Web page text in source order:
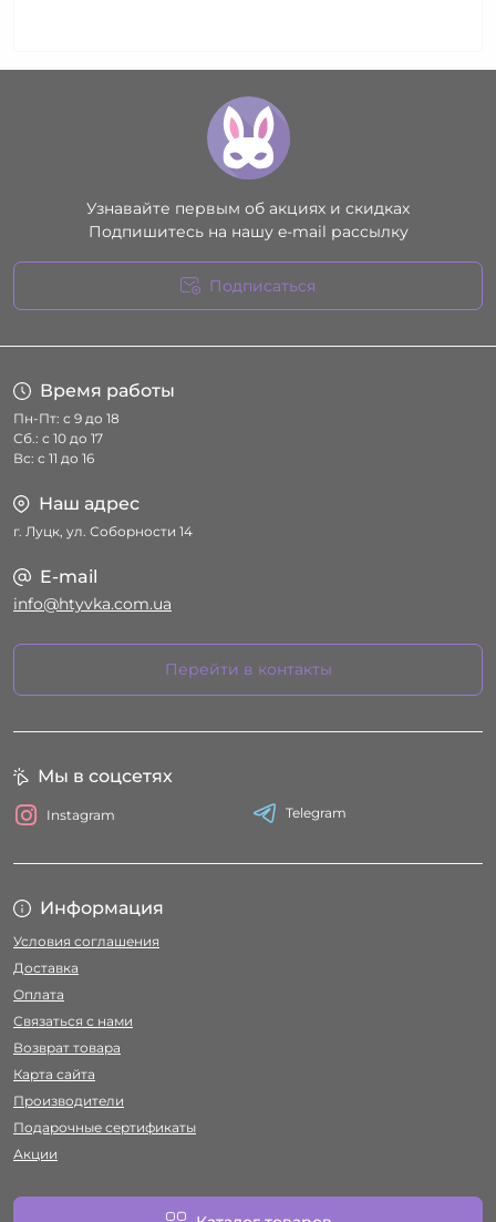
Узнавайте первым об акциях и скидках
Подпишитесь на нашу e-mail рассылку
Подписаться
Время работы
Пн-Пт: с 9 до 18
Сб.: с 10 до 17
Вс: с 11 до 16
Наш адрес
г. Луцк, ул. Соборности 14
E-mail
info@htyvka.com.ua
Перейти в контакты
Информация
Условия соглашения
Доставка
Оплата
Связаться с нами
Возврат товара
Карта сайта
Производители
Подарочные сертификаты
Акции
Мы в соцсетях
Instagram Telegram